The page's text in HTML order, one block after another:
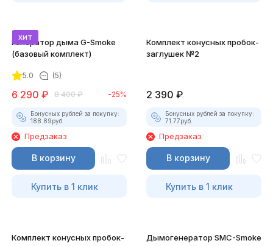
хит
Генератор дыма G-Smoke
(базовый комплект)
5.0 (5)
6 290 ₽ 8 400 ₽ -25%
Бонусных рублей за покупку:
188.89руб.
Предзаказ
В корзину
Купить в 1 клик
Комплект конусных пробок-
заглушек №2
2 390 ₽
Бонусных рублей за покупку:
71.77руб.
Предзаказ
В корзину
Купить в 1 клик
Комплект конусных пробок-
Дымогенератор SMC-Smoke